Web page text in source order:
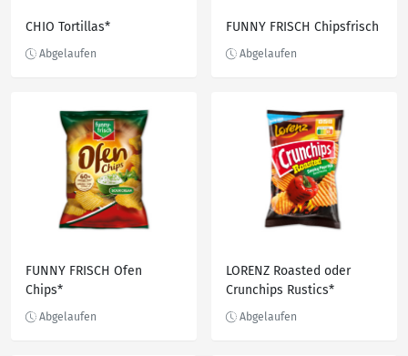
CHIO Tortillas* FUNNY FRISCH Chipsfrisch
FUNNY FRISCH Ofen
Chips*
LORENZ Roasted oder
Crunchips Rustics*